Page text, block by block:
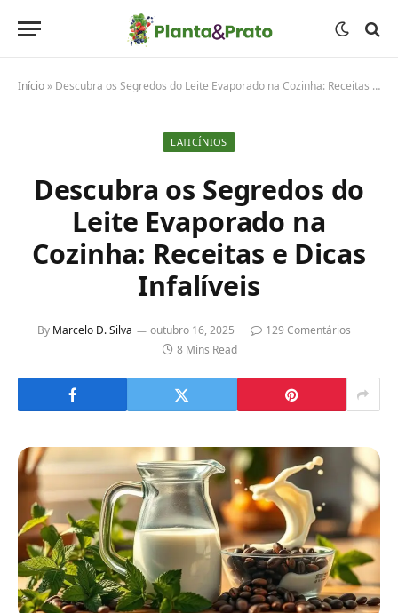
Início » Descubra os Segredos do Leite Evaporado na Cozinha: Receitas e Dicas Infalíveis
LATICÍNIOS
Descubra os Segredos do
Leite Evaporado na
Cozinha: Receitas e Dicas
Infalíveis
By Marcelo D. Silva outubro 16, 2025
129 Comentários
8 Mins Read